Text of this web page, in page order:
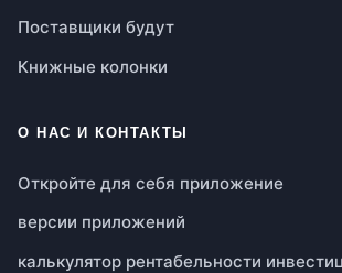
Поставщики будут
Книжные колонки
О НАС И КОНТАКТЫ
Откройте для себя приложение
версии приложений
калькулятор рентабельности